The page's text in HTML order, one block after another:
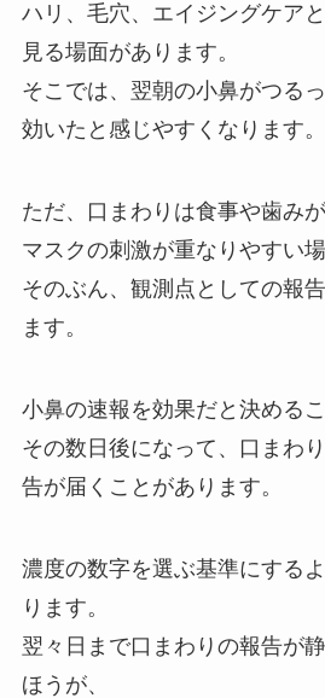
ハリ、毛穴、エイジングケア
見る場面があります。
そこでは、翌朝の小鼻がつる
効いたと感じやすくなります。
ただ、口まわりは食事や歯みが
マスクの刺激が重なりやすい場
そのぶん、観測点としての報
ます。
小鼻の速報を効果だと決める
その数日後になって、口まわ
告が届くことがあります。
濃度の数字を選ぶ基準にする
ります。
翌々日まで口まわりの報告が
ほうが、